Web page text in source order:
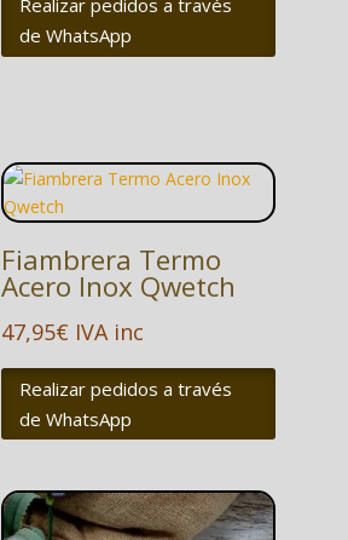
Realizar pedidos a través
de WhatsApp
Fiambrera Termo
Acero Inox Qwetch
47,95€ IVA inc
Realizar pedidos a través
de WhatsApp